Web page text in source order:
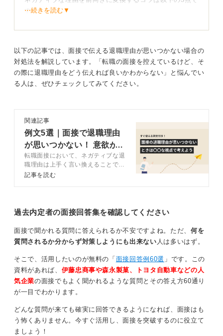
す。
に成果を出せる環境で、自分の力を発揮したいと考えま
した」といった形です。
また、「給料が成果に見合っていない」なら「成果を正
二点目に、逃げではなく次の挑戦にすることです。
「前職では○○の経験を積めましたが、さらに△△に挑戦
したいと思い転職を決意しました」や、「働き方を見直
し、長期的に力を発揮できる環境を探しています」とい
う伝え方ができます。
「前職で残業が多かった経験から、効率的に業務を進め
成果を出したいです」と伝えましょう。
との重要性を学びました。次はより明確に成果を出せる
環境で挑戦したいです」という内容でも良いです。
面接官の意図を把握！ 懸念を持たれないようにしよ
面接官が退職理由から知りたいことも押さえておきまし
⋯続きを読む▼
以下の記事では、面接で伝える退職理由が思いつかない場合の
対処法を解説しています。「転職の面接を控えているけど、そ
の際に退職理由をどう伝えれば良いかわからない」と悩んでい
る人は、ぜひチェックしてみてください。
関連記事
例文5選｜面接で退職理由
が思いつかない！ 意欲が
伝わる答え方とは
転職面接において、ネガティブな退
職理由は上手く言い換えることで好
印象につながります。答え方が思い
を狙いたい人は参考にしてみてくだ
記事を読む
過去内定者の面接回答集を確認してください
面接で聞かれる質問に答えられるか不安ですよね。ただ、 何を
質問されるか分からず対策しようにも出来ない 人は多いはず。
そこで、活用したいのが無料の「 面接回答例60選 」です。この
資料があれば、 伊藤忠商事や森永製菓、トヨタ自動車などの人
気企業の面接でもよく聞かれるような質問とその答え方60通り
が一目でわかります。
どんな質問が来ても確実に回答できるようになれば、面接はも
う怖くありません。今すぐ活用し、面接を突破するのに役立て
ましょう！